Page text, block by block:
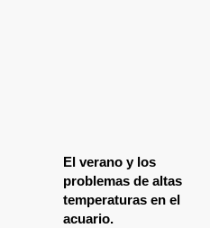
El verano y los
problemas de altas
temperaturas en el
acuario.